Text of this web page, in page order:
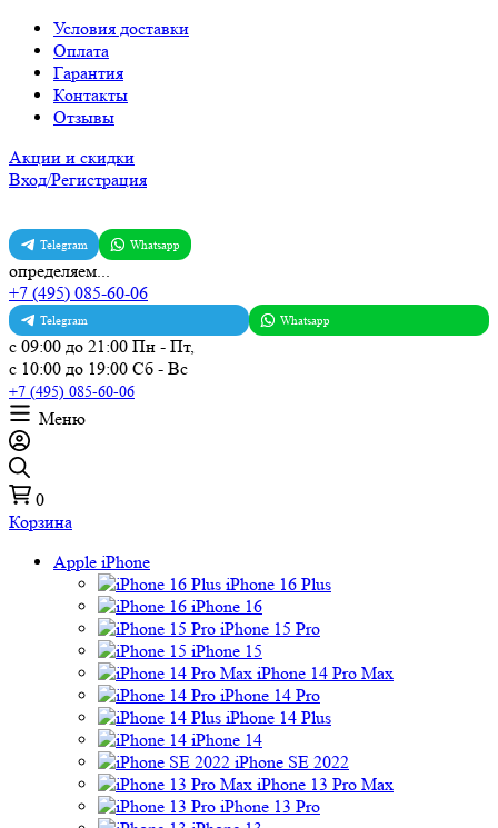
Условия доставки
Оплата
Гарантия
Контакты
Отзывы
Акции и скидки
Вход/Регистрация
Telegram Whatsapp
определяем...
+7 (495) 085-60-06
Telegram Whatsapp
с 09:00 до 21:00 Пн - Пт,
с 10:00 до 19:00 Сб - Вс
+7 (495) 085-60-06
Меню
0
Корзина
Apple iPhone
iPhone 16 Plus
iPhone 16
iPhone 15 Pro
iPhone 15
iPhone 14 Pro Max
iPhone 14 Pro
iPhone 14 Plus
iPhone 14
iPhone SE 2022
iPhone 13 Pro Max
iPhone 13 Pro